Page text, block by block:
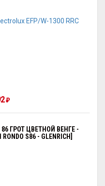
₽
ГРОТ ЦВЕТНОЙ ВЕНГЕ -
S86 - GLENRICH]